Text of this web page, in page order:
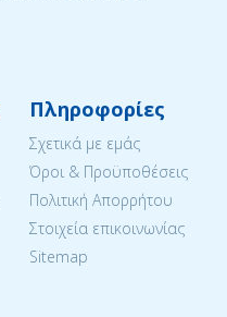
Πληροφορίες
Σχετικά με εμάς
Όροι & Προϋποθέσεις
Πολιτική Απορρήτου
Στοιχεία επικοινωνίας
Sitemap